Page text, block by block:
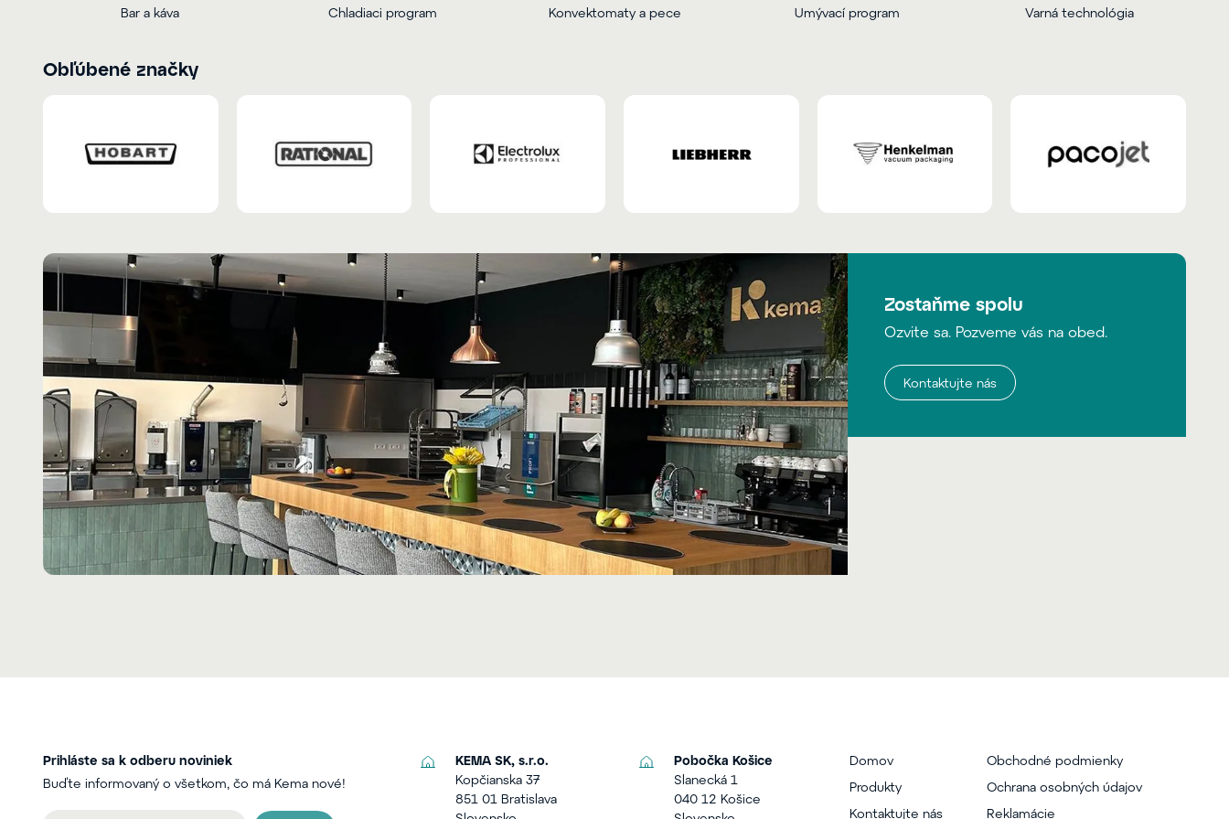
Bar a káva Chladiaci program Konvektomaty a pece Umývací program Varná technológia
Obľúbené značky
Zostaňme spolu
Ozvite sa. Pozveme vás na obed.
Kontaktujte nás
Prihláste sa k odberu noviniek
Buďte informovaný o všetkom, čo má Kema nové!
KEMA SK, s.r.o.
Kopčianska 37
851 01 Bratislava
Pobočka Košice
Slanecká 1
040 12 Košice
Domov
Produkty
Kontaktujte nás
Obchodné podmienky
Ochrana osobných údajov
Reklamácie